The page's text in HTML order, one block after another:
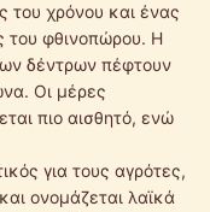
του χρόνου και ένας
του φθινοπώρου. Η
δέντρων πέφτουν
Οι μέρες
πιο αισθητό, ενώ
για τους αγρότες,
ονομάζεται λαϊκά